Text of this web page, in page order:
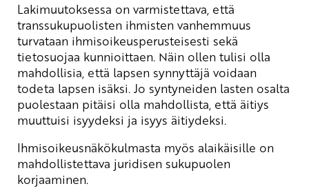
Lakimuutoksessa on varmistettava, että
transsukupuolisten ihmisten vanhemmuus
turvataan ihmisoikeusperusteisesti sekä
tietosuojaa kunnioittaen. Näin ollen tulisi olla
mahdollisia, että lapsen synnyttäjä voidaan
todeta lapsen isäksi. Jo syntyneiden lasten osalta
puolestaan pitäisi olla mahdollista, että äitiys
muuttuisi isyydeksi ja isyys äitiydeksi.
Ihmisoikeusnäkökulmasta myös alaikäisille on
mahdollistettava juridisen sukupuolen
korjaaminen.